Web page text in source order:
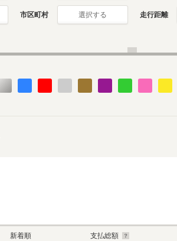
市区町村 選択する 走行距離
新着順
支払総額